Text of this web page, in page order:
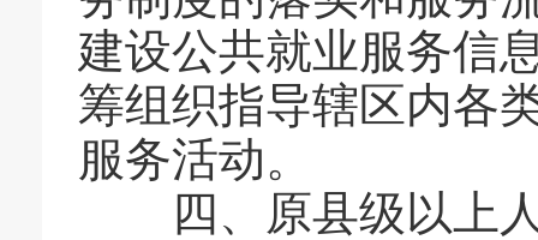
建设公共就业服务信
筹组织指导辖区内各
服务活动。
四、原县级以上人